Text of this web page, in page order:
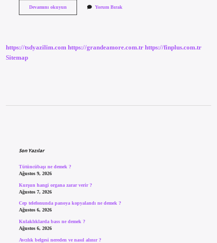
Devamını okuyun4
Yorum Bırak
https://tsdyazilim.com https://grandeamore.com.tr https://finplus.com.tr
Sitemap
Son Yazılar
Tütüncübaşı ne demek ?
Ağustos 9, 2026
Kurşun hangi organa zarar verir ?
Ağustos 7, 2026
Cep telefonunda panoya kopyalandı ne demek ?
Ağustos 6, 2026
Kulaklıklarda bass ne demek ?
Ağustos 6, 2026
Avcılık belgesi nereden ve nasıl alınır ?